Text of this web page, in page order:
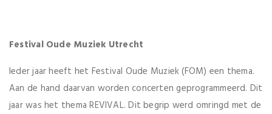
Festival Oude Muziek Utrecht
Ieder jaar heeft het Festival Oude Muziek (FOM) een thema.
Aan de hand daarvan worden concerten geprogrammeerd. Dit
jaar was het thema REVIVAL. Dit begrip werd omringd met de